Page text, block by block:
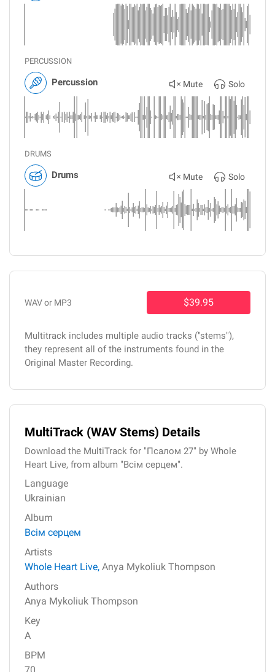
PERCUSSION
Percussion Mute Solo
DRUMS
Drums Mute Solo
WAV or MP3 $39.95
Multitrack includes multiple audio tracks ("stems"),
they represent all of the instruments found in the
Original Master Recording.
MultiTrack (WAV Stems) Details
Download the MultiTrack for "Псалом 27" by Whole
Heart Live, from album "Всім серцем".
Language
Ukrainian
Album
Всім серцем
Artists
Whole Heart Live, Anya Mykoliuk Thompson
Authors
Anya Mykoliuk Thompson
Key
A
BPM